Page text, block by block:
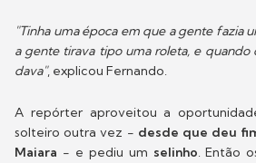
"Tinha uma época em que a gente fazia
a gente tirava tipo uma roleta, e quando
dava", explicou Fernando.
A repórter aproveitou a
solteiro outra vez - desde que deu
Maiara - e pediu um selinho. Então